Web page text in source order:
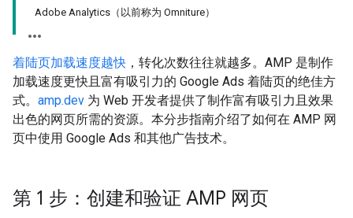
Adobe Analytics（以前称为 Omniture）
着陆页加载速度越快 ，转化次数往往就越多。AMP 是制作
加载速度更快且富有吸引力的 Google Ads 着陆页的绝佳方
式。 amp.dev 为 Web 开发者提供了制作富有吸引力且效果
出色的网页所需的资源。本分步指南介绍了如何在 AMP 网
页中使用 Google Ads 和其他广告技术。
第 1 步：创建和验证 AMP 网页